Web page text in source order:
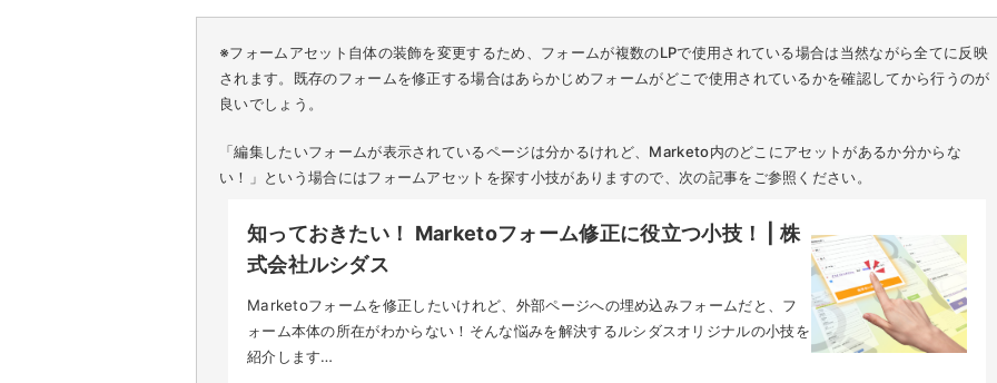
※フォームアセット自体の装飾を変更するため、フォームが複数のLPで使用されている場合は当然ながら全てに反映
されます。既存のフォームを修正する場合はあらかじめフォームがどこで使用されているかを確認してから行うのが
良いでしょう。
「編集したいフォームが表示されているページは分かるけれど、Marketo内のどこにアセットがあるか分からな
い！」という場合にはフォームアセットを探す小技がありますので、次の記事をご参照ください。
知っておきたい！ Marketoフォーム修正に役立つ小技！ | 株
式会社ルシダス
Marketoフォームを修正したいけれど、外部ページへの埋め込みフォームだと、フ
ォーム本体の所在がわからない！そんな悩みを解決するルシダスオリジナルの小技を
紹介します…